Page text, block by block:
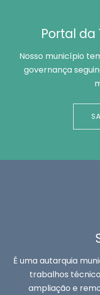
Portal
Nosso município
governança
É uma autarquia
trabalhos
ampliação e